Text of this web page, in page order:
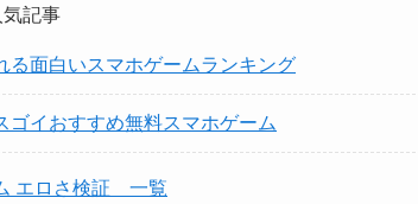
気記事
る面白いスマホゲームランキング
ゴイおすすめ無料スマホゲーム
エロさ検証 一覧